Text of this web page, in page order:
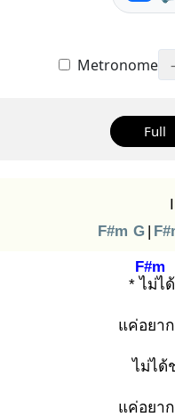
Metronome
Full
F#m G |
* ไม่
F#m
ไ
แค่อยา
ไม่ได้
แค่อยา